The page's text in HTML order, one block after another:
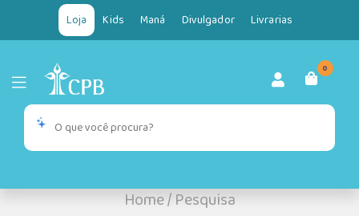
Loja Kids Maná Divulgador Livrarias
0
Home/Pesquisa